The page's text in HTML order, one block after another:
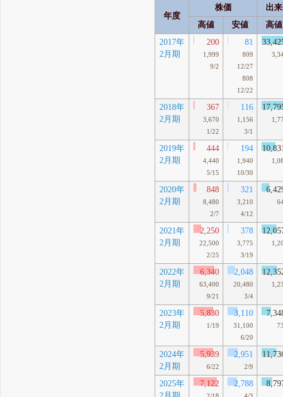
年度
株価 出
高値
安値 高値
2017年
2月期
200
1,999
9/2
81
809
12/27
808
12/22
2018年
2月期
367
3,670
1/22
116
1,156
3/1
2019年
2月期
444
4,440
5/15
194
1,940
10/30
2020年
2月期
848
8,480
2/7
321
3,210
4/12
2021年
2月期
2,250
22,500
2/25
378
3,775
3/19
2022年
2月期
6,340
63,400
9/21
2,048
20,480
3/4
2023年
2月期
5,830
1/19
3,110
31,100
6/20
2024年
2月期
5,939
6/22
2,951
2/9
2025年
7,122 2,788